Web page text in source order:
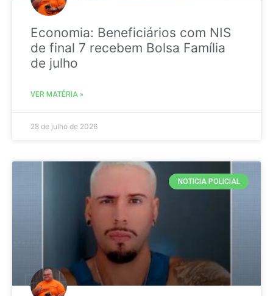
Economia: Beneficiários com NIS
de final 7 recebem Bolsa Família
de julho
VER MATÉRIA »
28 de julho de 2026
NOTICIA POLICIAL